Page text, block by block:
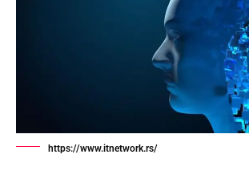
https://www.itnetwork.rs/